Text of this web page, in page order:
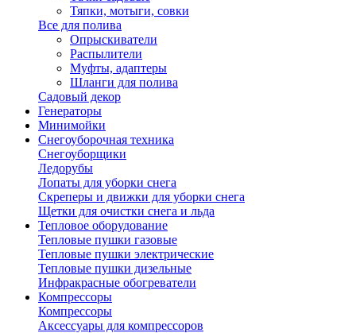
Тяпки, мотыги, совки
Все для полива
Опрыскиватели
Распылители
Муфты, адаптеры
Шланги для полива
Садовый декор
Генераторы
Минимойки
Снегоуборочная техника
Снегоуборщики
Ледорубы
Лопаты для уборки снега
Скреперы и движки для уборки снега
Щетки для очистки снега и льда
Тепловое оборудование
Тепловые пушки газовые
Тепловые пушки электрические
Тепловые пушки дизельные
Инфракрасные обогреватели
Компрессоры
Компрессоры
Аксессуары для компрессоров